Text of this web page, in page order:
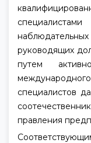
руководящих
путем
специалистов
правления